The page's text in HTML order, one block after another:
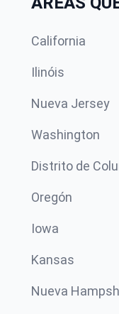
California
Ilinóis
Nueva Jersey
Washington
Distrito de
Oregón
Iowa
Kansas
Nueva